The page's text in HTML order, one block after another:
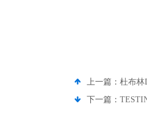
上一篇： 杜布林
下一篇：